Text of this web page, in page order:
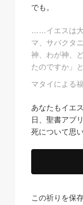
でも。
……イエスは大
マ、サバクタ
神、わが神、
たのですか」
マタイによる
あなたもイエ
日、聖書アプ
死について思
この祈りを保